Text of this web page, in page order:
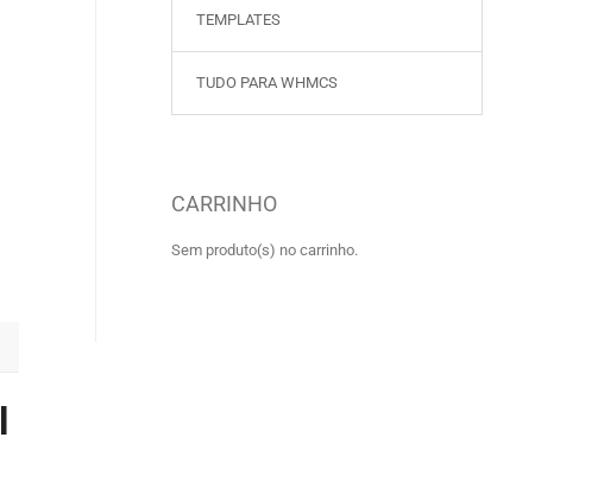
TEMPLATES
TUDO PARA WHMCS
CARRINHO
Sem produto(s) no carrinho.